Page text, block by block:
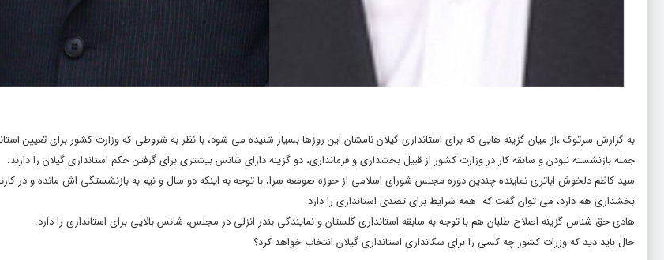
به گزارش سرتوک ،از میان گزینه هایی که برای استانداری گیلان نامشان این روزها بسیار شنیده می شود، با نظر به شروطی که وزارت کشور برای تعیین
جمله بازنشسته نبودن و سابقه کار در وزارت کشور از قبیل بخشداری و فرمانداری، دو گزینه دارای شانس بیشتری برای گرفتن حکم استانداری گیلان را دارند.
سید کاظم دلخوش اباتری نماینده چندین دوره مجلس شورای اسلامی از حوزه صومعه سرا، با توجه به اینکه دو سال و نیم به بازنشستگی اش مانده و در
بخشداری هم دارد، می توان گفت که همه شرایط برای تصدی استانداری را دارد.
هادی حق شناس گزینه اصلاح طلبان هم با توجه به سابقه استانداری گلستان و نمایندگی بندر انزلی در مجلس، شانس بالایی برای استانداری را دارد.
حال باید دید که وزرات کشور چه کسی را برای سکانداری استانداری گیلان انتخاب خواهد کرد؟